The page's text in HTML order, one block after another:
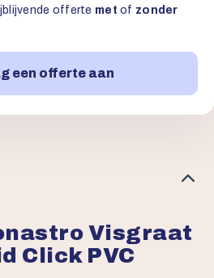
offerte met of zonder
een offerte aan
Visgraat
Click PVC